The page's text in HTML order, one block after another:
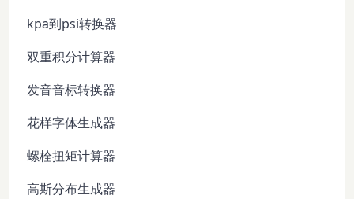
kpa到psi转换器
双重积分计算器
发音音标转换器
花样字体生成器
螺栓扭矩计算器
高斯分布生成器